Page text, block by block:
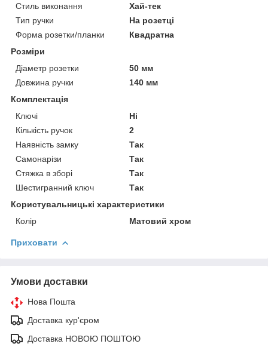
Стиль виконання
Хай-тек
Тип ручки
На розетці
Форма розетки/планки
Квадратна
Розміри
Діаметр розетки
50 мм
Довжина ручки
140 мм
Комплектація
Ключі
Ні
Кількість ручок
2
Наявність замку
Так
Самонарізи
Так
Стяжка в зборі
Так
Шестигранний ключ
Так
Користувальницькі характеристики
Колір
Матовий хром
Приховати
Умови доставки
Нова Пошта
Доставка кур'єром
Доставка НОВОЮ ПОШТОЮ